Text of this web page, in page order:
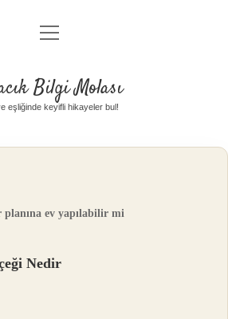
Anasayfa
Yasal Uyarı
menüyü
aç
Bilgi Molası
eşliğinde keyifli hikayeler bul!
planına ev yapılabilir mi
Nedir